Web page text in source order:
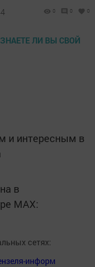
0 0 0
и интересным в
в
MАХ:
сетях:
информ